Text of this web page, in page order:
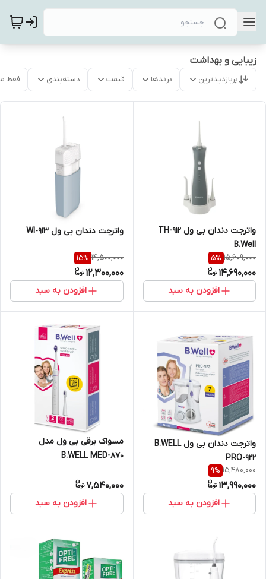
زیبایی و بهداشت
پربازدیدترین برندها قیمت دسته‌بندی فقط
واترجت دندان بی ول TH-912
B.Well
15,609,000
5%
14,690,000
افزودن به سبد
واترجت دندان بی ول WI-913
14,500,000
15%
12,300,000
افزودن به سبد
واترجت دندان بی ول B.WELL
PRO-922
15,480,000
9%
13,990,000
افزودن به سبد
مسواک برقی بی ول مدل
B.WELL MED-870
7,540,000
افزودن به سبد